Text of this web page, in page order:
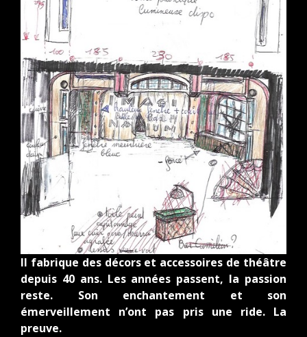
Il fabrique des décors et accessoires de théâtre
depuis 40 ans. Les années passent, la passion
reste. Son enchantement et son
émerveillement n’ont pas pris une ride. La
preuve.